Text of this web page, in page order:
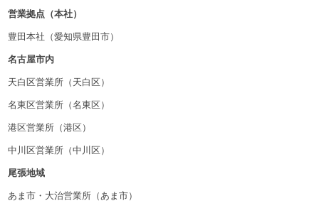
営業拠点（本社）
豊田本社（愛知県豊田市）
名古屋市内
天白区営業所（天白区）
名東区営業所（名東区）
港区営業所（港区）
中川区営業所（中川区）
尾張地域
あま市・大治営業所（あま市）